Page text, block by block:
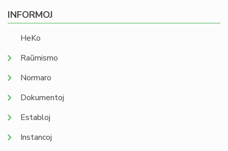
INFORMOJ
HeKo
Raŭmismo
Normaro
Dokumentoj
Establoj
Instancoj